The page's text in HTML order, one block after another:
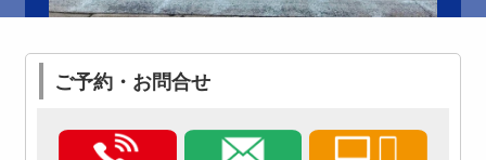
ご予約・お問合せ